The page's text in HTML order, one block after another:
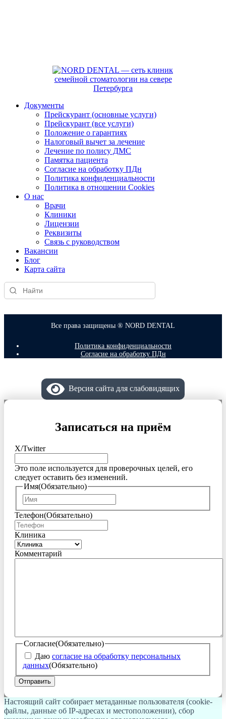
Документы
Прейскурант (основные услуги)
Прейскурант (все услуги)
Положение о гарантиях
Налоговый вычет за лечение
Лечение по полису ДМС
Памятка пациента
Согласие на обработку ПДн
Политика конфиденциальности
Политика в отношении Cookies
О нас
Врачи
Клиники
Лицензии
Реквизиты
Связь с руководством
Вакансии
Блог
Карта сайта
Все права защищены ® NORD DENTAL
Политика конфиденциальности
Согласие на обработку ПДн
Версия сайта для слабовидящих
Записаться на приём
X/Twitter
Это поле используется для проверочных целей, его
следует оставить без изменений.
Имя(Обязательно)
Телефон(Обязательно)
Клиника
Комментарий
Согласие(Обязательно)
Даю согласие на обработку персональных
данных(Обязательно)
Настоящий сайт собирает метаданные пользователя (cookie-
файлы, данные об IP-адресах и местоположении), сбор